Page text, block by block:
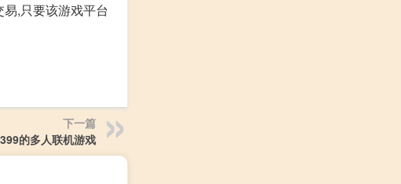
,只要该游戏平台
下一篇
的多人联机游戏